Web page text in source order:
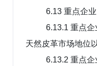
6.13 重点企业
6.13.1 重点企
天然皮革市场地位
6.13.2 重点